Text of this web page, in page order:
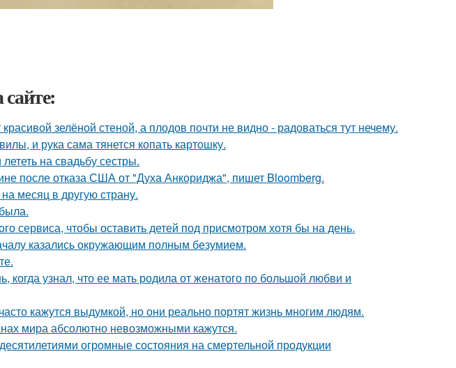
зелёной стеной, а плодов почти не видно - радоваться тут нечему.
и рука сама тянется копать картошку.
на свадьбу сестры.
после отказа США от "Духа Анкориджа", пишет Bloomberg.
месяц в другую страну.
сервиса, чтобы оставить детей под присмотром хотя бы на день.
казались окружающим полным безумием.
когда узнал, что ее мать родила от женатого по большой любви и
кажутся выдумкой, но они реально портят жизнь многим людям.
мира абсолютно невозможными кажутся.
огромные состояния на смертельной продукции